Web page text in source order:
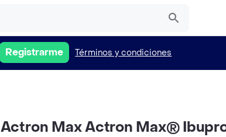
Registrarme Términos y condiciones
Actron Max Actron Max®